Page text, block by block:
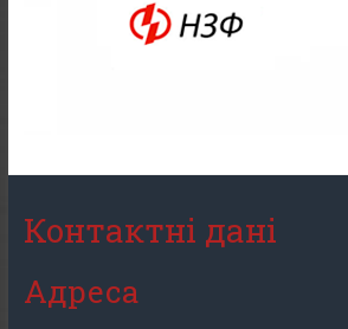
Контактні дані
Адреса